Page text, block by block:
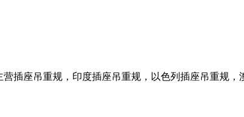
插座吊重规，印度插座吊重规，以色列插座吊重规，